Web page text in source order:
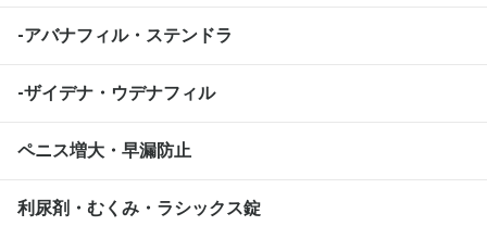
-アバナフィル・ステンドラ
-ザイデナ・ウデナフィル
ペニス増大・早漏防止
利尿剤・むくみ・ラシックス錠